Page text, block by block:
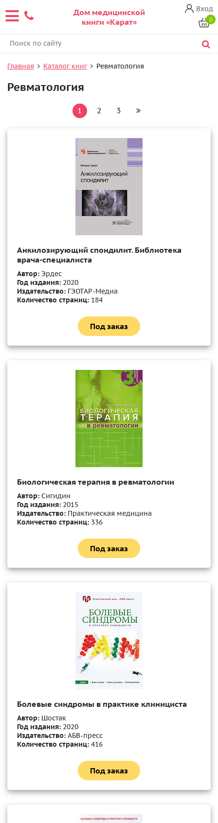
Дом медицинской
книги «Карат»
Вход
0
Главная Каталог книг Ревматология
Ревматология
1 2 3
Анкилозирующий спондилит. Библиотека
врача-специалиста
Автор: Эрдес
Год издания: 2020
Издательство: ГЭОТАР-Медиа
Количество страниц: 184
Под заказ
Биологическая терапия в ревматологии
Автор: Сигидин
Год издания: 2015
Издательство: Практическая медицина
Количество страниц: 336
Под заказ
Болевые синдромы в практике клинициста
Автор: Шостак
Год издания: 2020
Издательство: АБВ-пресс
Количество страниц: 416
Под заказ